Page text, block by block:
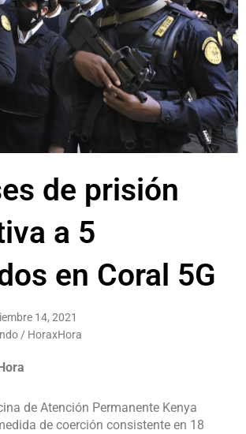
de prisión
a 5
en Coral 5G
14, 2021
/ HoraxHora
de Atención Permanente Kenya
de coerción consistente en 18